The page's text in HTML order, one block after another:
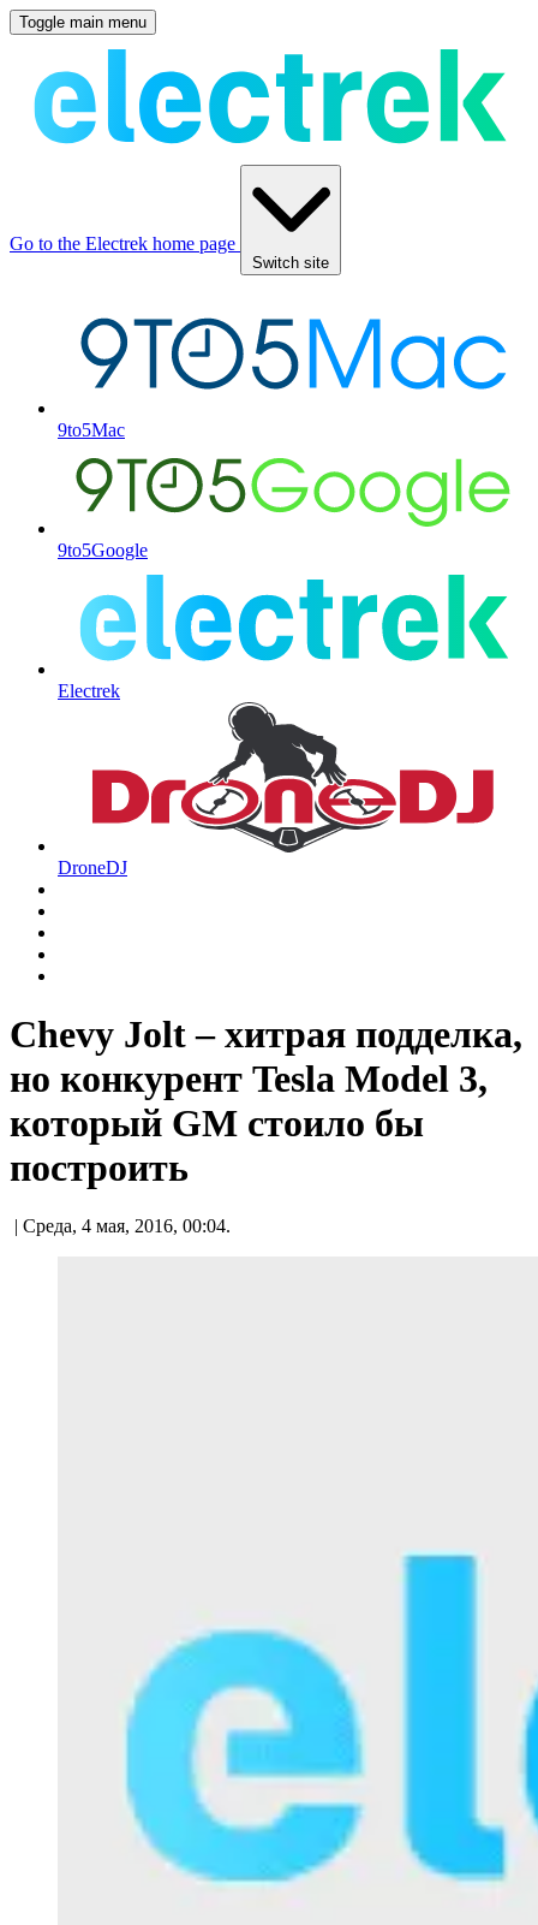
Toggle main menu
Go to the Electrek home page
Switch site
9to5Mac
9to5Google
Electrek
DroneDJ
Chevy Jolt – хитрая подделка,
но конкурент Tesla Model 3,
который GM стоило бы
построить
| Среда, 4 мая, 2016, 00:04.